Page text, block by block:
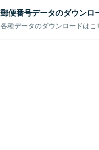
郵便番号データのダウンロ
各種データのダウンロードはこ